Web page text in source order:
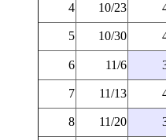
4 10/23
5 10/30
6 11/6
7 11/13
8 11/20